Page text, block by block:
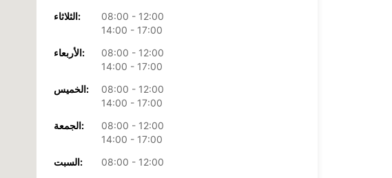
الثلاثاء:
08:00 - 12:00
14:00 - 17:00
الأربعاء:
08:00 - 12:00
14:00 - 17:00
الخميس:
08:00 - 12:00
14:00 - 17:00
الجمعة:
08:00 - 12:00
14:00 - 17:00
السبت:
08:00 - 12:00